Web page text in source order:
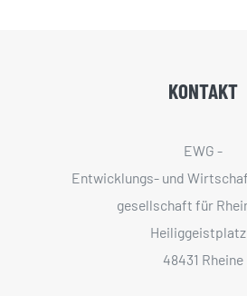
KONTAKT
EWG -
Entwicklungs- und
gesellschaft für
Heiliggeistplatz
48431 Rheine